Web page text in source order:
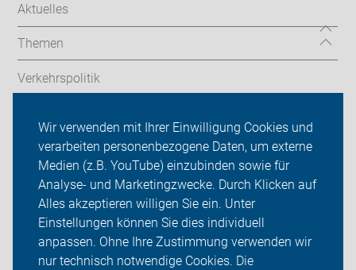
Wir verwenden mit Ihrer Einwilligung Cookies und
verarbeiten personenbezogene Daten, um externe
Medien (z.B. YouTube) einzubinden sowie für
Analyse- und Marketingzwecke. Durch Klicken auf
Alles akzeptieren willigen Sie ein. Unter
Einstellungen können Sie dies individuell
anpassen. Ohne Ihre Zustimmung verwenden wir
nur technisch notwendige Cookies. Die
Aktuelles
Themen
Verkehrspolitik
ADFC im neanderland
Sei dabei
Presse
Login